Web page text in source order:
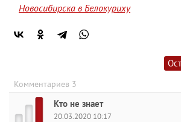
Новосибирска в Белокуриху
Комментариев 3
Кто не знает
20.03.2020 10:17